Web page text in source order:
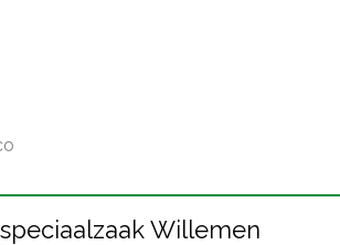
Willemen